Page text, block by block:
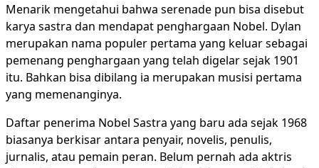
Menarik mengetahui bahwa serenade pun bisa disebut
karya sastra dan mendapat penghargaan Nobel. Dylan
merupakan nama populer pertama yang keluar sebagai
pemenang penghargaan yang telah digelar sejak 1901
itu. Bahkan bisa dibilang ia merupakan musisi pertama
yang memenanginya.
Daftar penerima Nobel Sastra yang baru ada sejak 1968
biasanya berkisar antara penyair, novelis, penulis,
jurnalis, atau pemain peran. Belum pernah ada aktris